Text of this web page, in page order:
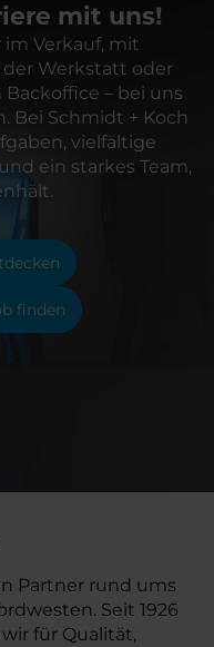
mit uns!
Verkauf, mit
Werkstatt oder
– bei uns
Bei Schmidt + Koch
vielfältige
ein starkes Team,
finden
Partner rund ums
Seit 1926
für Qualität,